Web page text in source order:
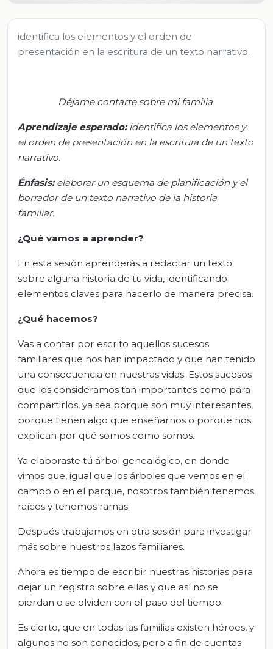
identifica los elementos y el orden de
presentación en la escritura de un texto narrativo.
Déjame contarte sobre mi familia
Aprendizaje esperado: identifica los elementos y
el orden de presentación en la escritura de un texto
narrativo.
Énfasis: elaborar un esquema de planificación y el
borrador de un texto narrativo de la historia
familiar.
¿Qué vamos a aprender?
En esta sesión aprenderás a redactar un texto
sobre alguna historia de tu vida, identificando
elementos claves para hacerlo de manera precisa.
¿Qué hacemos?
Vas a contar por escrito aquellos sucesos
familiares que nos han impactado y que han tenido
una consecuencia en nuestras vidas. Estos sucesos
que los consideramos tan importantes como para
compartirlos, ya sea porque son muy interesantes,
porque tienen algo que enseñarnos o porque nos
explican por qué somos como somos.
Ya elaboraste tú árbol genealógico, en donde
vimos que, igual que los árboles que vemos en el
campo o en el parque, nosotros también tenemos
raíces y tenemos ramas.
Después trabajamos en otra sesión para investigar
más sobre nuestros lazos familiares.
Ahora es tiempo de escribir nuestras historias para
dejar un registro sobre ellas y que así no se
pierdan o se olviden con el paso del tiempo.
Es cierto, que en todas las familias existen héroes, y
algunos no son conocidos, pero a fin de cuentas